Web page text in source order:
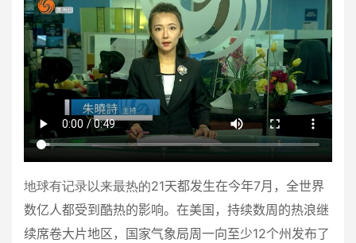
地球有记录以来最热的21天都发生在今年7月，全世界
数亿人都受到酷热的影响。在美国，持续数周的热浪继
续席卷大片地区，国家气象局周一向至少12个州发布了
i
o
n